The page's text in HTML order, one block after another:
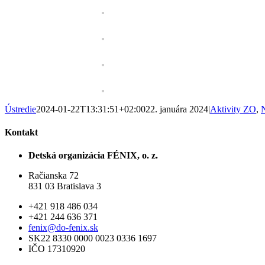
Ústredie2024-01-22T13:31:51+02:0022. januára 2024|Aktivity ZO,
Kontakt
Detská organizácia FÉNIX, o. z.
Račianska 72
831 03 Bratislava 3
+421 918 486 034
+421 244 636 371
fenix@do-fenix.sk
SK22 8330 0000 0023 0336 1697
IČO 17310920